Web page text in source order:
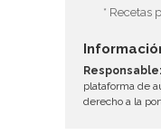
* Recetas
Responsable:
plataforma de
derecho a la